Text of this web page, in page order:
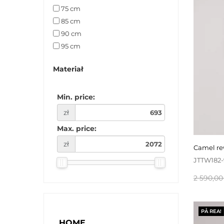
75 cm
85 cm
90 cm
95 cm
Materiał
Min. price:
zł
Max. price:
zł
camel
Baspris
2 590,00
PÅ REA!